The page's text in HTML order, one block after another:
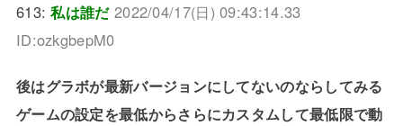
613:私は誰だ 2022/04/17(日) 09:43:14.33
ID:ozkgbepM0
後はグラボが最新バージョンにしてないのならしてみる
ゲームの設定を最低からさらにカスタムして最低限で動